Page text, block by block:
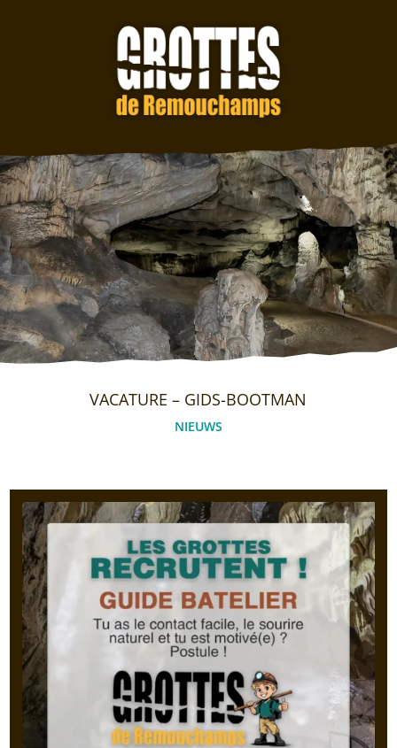
VACATURE – GIDS-BOOTMAN
NIEUWS